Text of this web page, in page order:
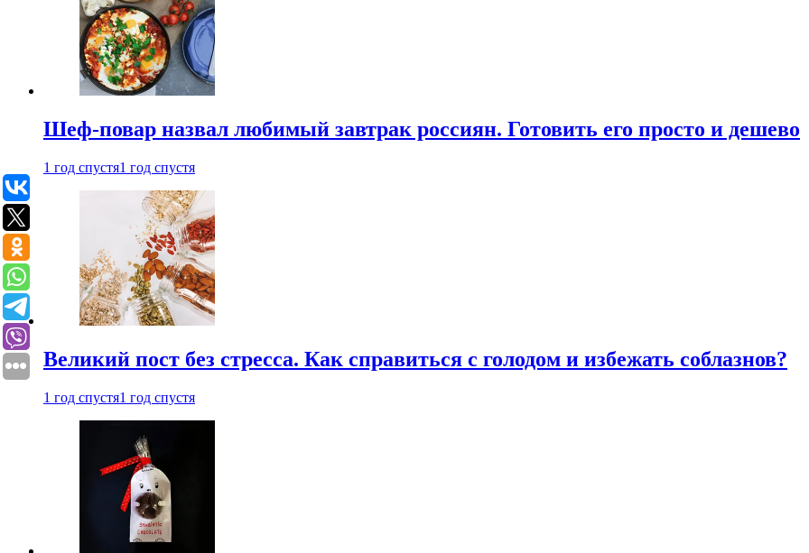
Шеф-повар назвал любимый завтрак россиян. Готовить его просто и дешево
1 год спустя1 год спустя
Великий пост без стресса. Как справиться с голодом и избежать соблазнов?
1 год спустя1 год спустя